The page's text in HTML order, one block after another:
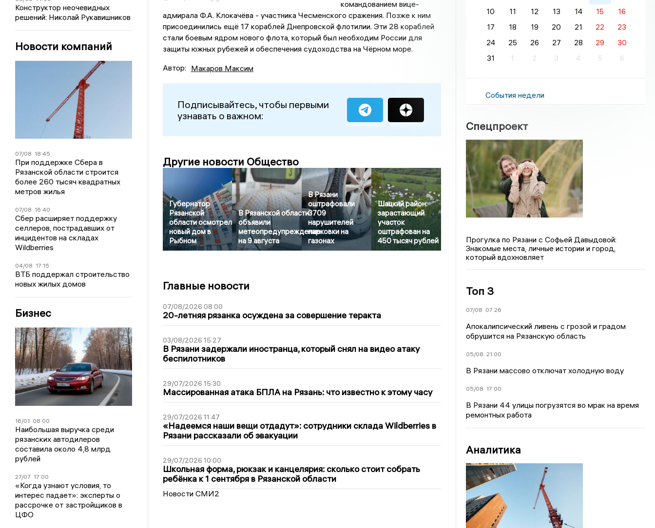
Конструктор неочевидных
решений: Николай Рукавишников
Новости компаний
07/08 18:45
При поддержке Сбера в
Рязанской области строится
более 260 тысяч квадратных
метров жилья
07/08 16:40
Сбер расширяет поддержку
селлеров, пострадавших от
инцидентов на складах
Wildberries
04/08 17:15
ВТБ поддержал строительство
новых жилых домов
Бизнес
16/01 08:00
Наибольшая выручка среди
рязанских автодилеров
составила около 4,8 млрд
рублей
27/07 17:00
«Когда узнают условия, то
интерес падает»: эксперты о
рассрочке от застройщиков в
ЦФО
командованием вице-
адмирала Ф.А. Клокачёва - участника Чесменского сражения. Позже к ним
присоединились ещё 17 кораблей Днепровской флотилии. Эти 28 кораблей
стали боевым ядром нового флота, который был необходим России для
защиты южных рубежей и обеспечения судоходства на Чёрном море.
Автор: Макаров Максим
Подписывайтесь, чтобы первыми
узнавать о важном:
Другие новости Общество
Губернатор
Рязанской
области осмотрел
новый дом в
Рыбном
В Рязанской области
объявили
метеопредупреждение
на 9 августа
В Рязани
оштрафовали
3709
нарушителей
парковки на
газонах
Шацкий район:
зарастающий
участок
оштрафован на
450 тысяч рублей
Главные новости
07/08/2026 08:00
20-летняя рязанка осуждена за совершение теракта
03/08/2026 15:27
В Рязани задержали иностранца, который снял на видео атаку
беспилотников
29/07/2026 15:30
Массированная атака БПЛА на Рязань: что известно к этому часу
29/07/2026 11:47
«Надеемся наши вещи отдадут»: сотрудники склада Wildberries в
Рязани рассказали об эвакуации
29/07/2026 10:00
Школьная форма, рюкзак и канцелярия: сколько стоит собрать
ребёнка к 1 сентября в Рязанской области
Новости СМИ2
10
11 12 13 14 15
16
17
18 19 20 21 22
23
24
25 26 27 28 29
30
31
1 2 3 4 5 6
События недели
Спецпроект
Прогулка по Рязани с Софьей Давыдовой:
Знакомые места, личные истории и город,
который вдохновляет
Топ 3
07/08 07:26
Апокалипсический ливень с грозой и градом
обрушится на Рязанскую область
05/08 21:00
В Рязани массово отключат холодную воду
05/08 17:00
В Рязани 44 улицы погрузятся во мрак на время
ремонтных работа
Аналитика